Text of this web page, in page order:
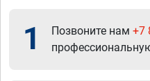
1 Позвоните нам +7